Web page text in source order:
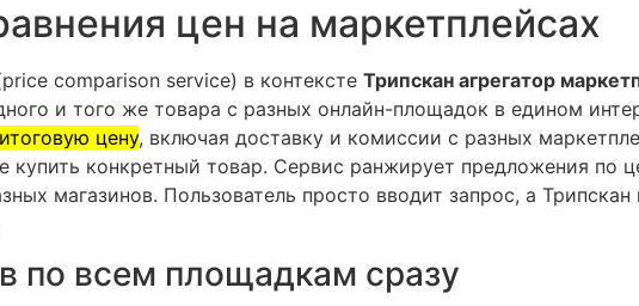
цен на маркетплейсах
comparison service) в контексте Трипскан агрегатор
и того же товара с разных онлайн-площадок в едином
цену, включая доставку и комиссии с разных
купить конкретный товар. Сервис ранжирует предложения по
магазинов. Пользователь просто вводит запрос, а
по всем площадкам сразу